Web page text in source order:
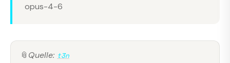
opus-4-6
📎 Quelle: t3n